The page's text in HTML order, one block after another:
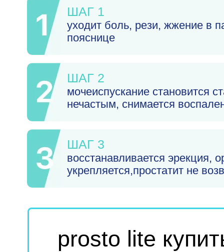
ШАГ 1
уходит боль, рези, жжение в
пояснице
ШАГ 2
мочеиспускание становится
нечастым, снимается
ШАГ 3
восстанавливается эрекция,
укрепляется,простатит не
prosto lite